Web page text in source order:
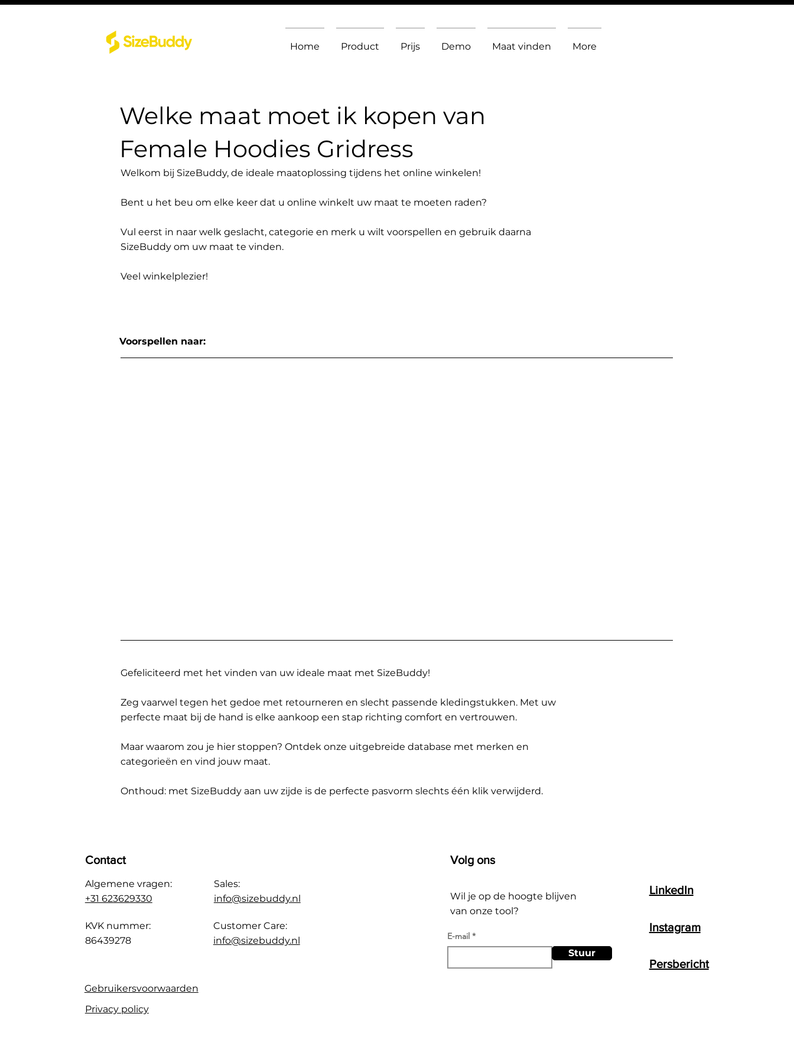
Home Product Prijs Demo Maat vinden More
Welke maat moet ik kopen van
Female Hoodies Gridress
Welkom bij SizeBuddy, de ideale maatoplossing tijdens het online winkelen!
Bent u het beu om elke keer dat u online winkelt uw maat te moeten raden?
Vul eerst in naar welk geslacht, categorie en merk u wilt voorspellen en gebruik daarna
SizeBuddy om uw maat te vinden.
Veel winkelplezier!
Voorspellen naar:
Gefeliciteerd met het vinden van uw ideale maat met SizeBuddy!
Zeg vaarwel tegen het gedoe met retourneren en slecht passende kledingstukken. Met uw
perfecte maat bij de hand is elke aankoop een stap richting comfort en vertrouwen.
Maar waarom zou je hier stoppen? Ontdek onze uitgebreide database met merken en
categorieën en vind jouw maat.
Onthoud: met SizeBuddy aan uw zijde is de perfecte pasvorm slechts één klik verwijderd.
Contact
Algemene vragen:
+31 623629330
KVK nummer:
86439278
Sales:
info@sizebuddy.nl
Customer Care:
info@sizebuddy.nl
Gebruikersvoorwaarden
Privacy policy
Volg ons
Wil je op de hoogte blijven
van onze tool?
E-mail
Stuur
LinkedIn
Instagram
Persbericht